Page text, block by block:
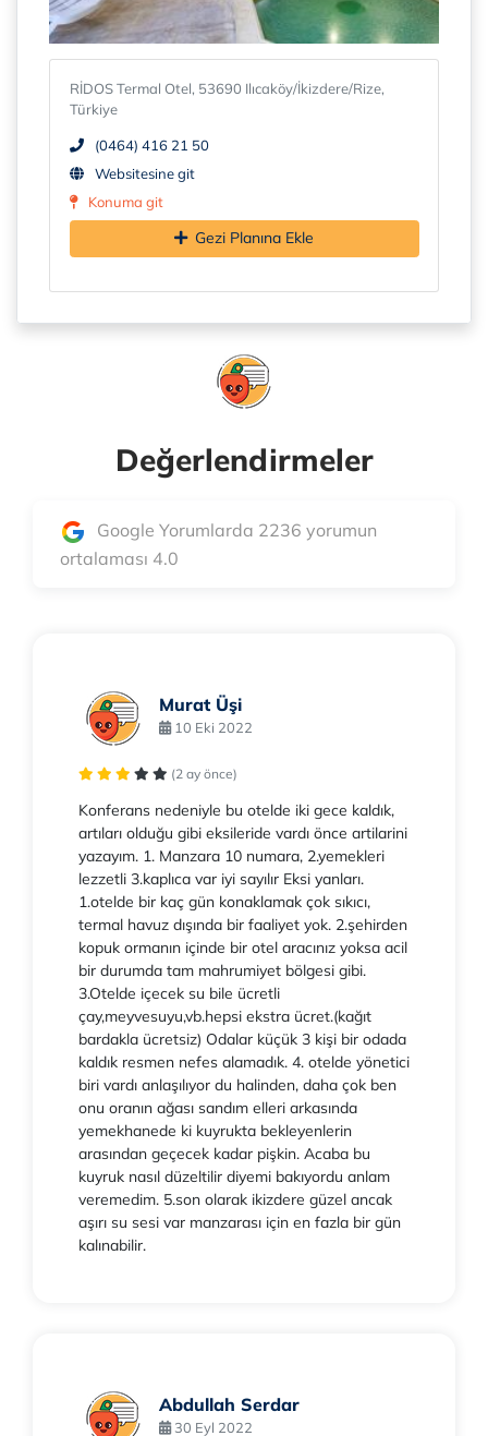
RİDOS Termal Otel, 53690 Ilıcaköy/İkizdere/Rize,
Türkiye
(0464) 416 21 50
Websitesine git
Konuma git
Gezi Planına Ekle
Değerlendirmeler
Google Yorumlarda 2236 yorumun
ortalaması 4.0
Murat Üşi
10 Eki 2022
(2 ay önce)
Konferans nedeniyle bu otelde iki gece kaldık,
artıları olduğu gibi eksileride vardı önce artilarini
yazayım. 1. Manzara 10 numara, 2.yemekleri
lezzetli 3.kaplıca var iyi sayılır Eksi yanları.
1.otelde bir kaç gün konaklamak çok sıkıcı,
termal havuz dışında bir faaliyet yok. 2.şehirden
kopuk ormanın içinde bir otel aracınız yoksa acil
bir durumda tam mahrumiyet bölgesi gibi.
3.Otelde içecek su bile ücretli
çay,meyvesuyu,vb.hepsi ekstra ücret.(kağıt
bardakla ücretsiz) Odalar küçük 3 kişi bir odada
kaldık resmen nefes alamadık. 4. otelde yönetici
biri vardı anlaşılıyor du halinden, daha çok ben
onu oranın ağası sandım elleri arkasında
yemekhanede ki kuyrukta bekleyenlerin
arasından geçecek kadar pişkin. Acaba bu
kuyruk nasıl düzeltilir diyemi bakıyordu anlam
veremedim. 5.son olarak ikizdere güzel ancak
aşırı su sesi var manzarası için en fazla bir gün
kalınabilir.
Abdullah Serdar
30 Eyl 2022